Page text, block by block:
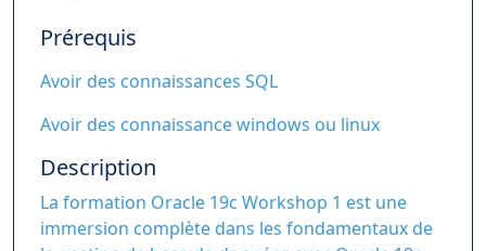
Prérequis
Avoir des connaissances SQL
Avoir des connaissance windows ou linux
Description
La formation Oracle 19c Workshop 1 est une
immersion complète dans les fondamentaux de